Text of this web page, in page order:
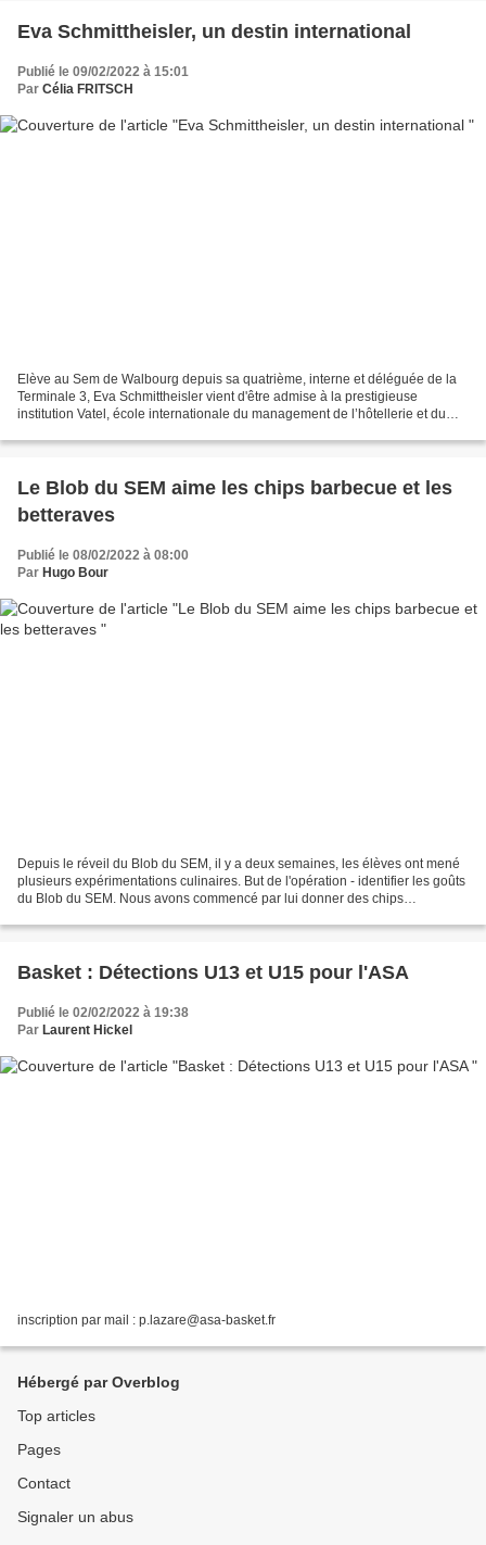
Eva Schmittheisler, un destin international
Publié le 09/02/2022 à 15:01
Par Célia FRITSCH
Elève au Sem de Walbourg depuis sa quatrième, interne et déléguée de la
Terminale 3, Eva Schmittheisler vient d'être admise à la prestigieuse
institution Vatel, école internationale du management de l’hôtellerie et du
Le Blob du SEM aime les chips barbecue et les
betteraves
Publié le 08/02/2022 à 08:00
Par Hugo Bour
Depuis le réveil du Blob du SEM, il y a deux semaines, les élèves ont mené
plusieurs expérimentations culinaires. But de l'opération - identifier les goûts
du Blob du SEM. Nous avons commencé par lui donner des chips
Basket : Détections U13 et U15 pour l'ASA
Publié le 02/02/2022 à 19:38
Par Laurent Hickel
inscription par mail : p.lazare@asa-basket.fr
Hébergé par Overblog
Top articles
Pages
Contact
Signaler un abus